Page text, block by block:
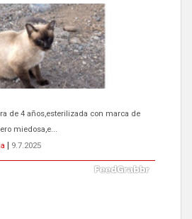
de 4 años,esterilizada con marca de
miedosa,e...
9.7.2025